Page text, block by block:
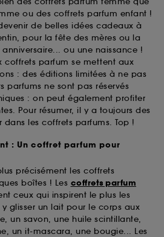
ou des coffrets parfum enfant !
de belles idées cadeaux à
pour la fête des mères ou la
ou une naissance !
coffrets parfum se mettent aux
: des éditions limitées à ne pas
parfums ne sont pas réservés
: on peut également profiter
Pour résumer, il y a toujours des
les coffrets parfums. Top !
: Un coffret parfum pour
précisément les coffrets
boîtes ! Les coffrets parfum
ceux qui inspirent le plus les
glisser un lait pour le corps aux
un savon, une huile scintillante,
un it-mascara, une bougie... Les
des paiements en ligne :
de lutter notamment contre les
de paiement et les
:il s’agit de cookies
et/ou la fourniture de
du site, tel que les
qui sont utilisés afin de
de l’authentification
d’accéder à votre
votre identifiant et mot de
techniques, le dépôt et la
requiert votre accord. Vous
vos choix concernant le dépôt
au bouton "personnaliser mes